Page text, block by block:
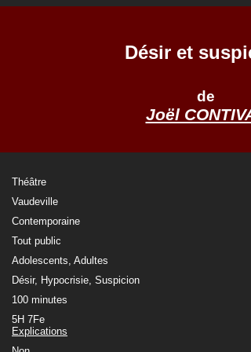
Désir et
de
Joël
Théâtre
Vaudeville
Contemporaine
Tout public
Adolescents, Adultes
Désir, Hypocrisie, Suspicion
100 minutes
5H 7Fe
Explications